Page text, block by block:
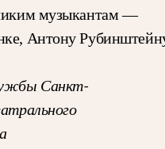
музыкантам —
Антону
Санкт-